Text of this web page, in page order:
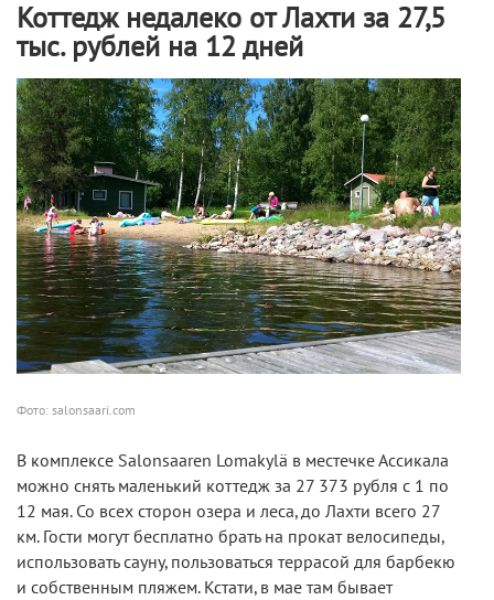
Коттедж недалеко от Лахти за 27,5
тыс. рублей на 12 дней
Фото: salonsaari.com
В комплексе Salonsaaren Lomakylä в местечке Ассикала
можно снять маленький коттедж за 27 373 рубля с 1 по
12 мая. Со всех сторон озера и леса, до Лахти всего 27
км. Гости могут бесплатно брать на прокат велосипеды,
использовать сауну, пользоваться террасой для барбекю
и собственным пляжем. Кстати, в мае там бывает